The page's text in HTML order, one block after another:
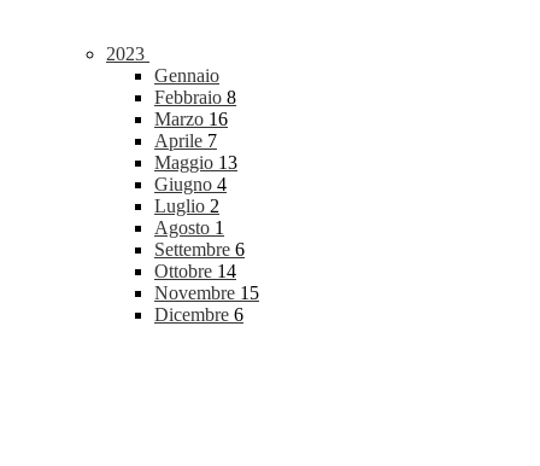
2023
Gennaio
Febbraio 8
Marzo 16
Aprile 7
Maggio 13
Giugno 4
Luglio 2
Agosto 1
Settembre 6
Ottobre 14
Novembre 15
Dicembre 6